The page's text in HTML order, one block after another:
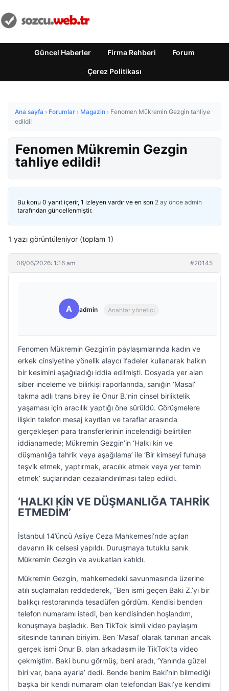
Güncel Haberler Firma Rehberi Forum
Çerez Politikası
Ana sayfa › Forumlar › Magazin › Fenomen Mükremin Gezgin tahliye
edildi!
Fenomen Mükremin Gezgin
tahliye edildi!
Bu konu 0 yanıt içerir, 1 izleyen vardır ve en son 2 ay önce admin
tarafından güncellenmiştir.
1 yazı görüntüleniyor (toplam 1)
06/06/2026: 1:16 am #20145
A admin Anahtar yönetici
Fenomen Mükremin Gezgin’in paylaşımlarında kadın ve
erkek cinsiyetine yönelik alaycı ifadeler kullanarak halkın
bir kesimini aşağıladığı iddia edilmişti. Dosyada yer alan
siber inceleme ve bilirkişi raporlarında, sanığın ‘Masal’
takma adlı trans birey ile Onur B.’nin cinsel birliktelik
yaşaması için aracılık yaptığı öne sürüldü. Görüşmelere
ilişkin telefon mesaj kayıtları ve taraflar arasında
gerçekleşen para transferlerinin incelendiği belirtilen
iddianamede; Mükremin Gezgin’in ‘Halkı kin ve
düşmanlığa tahrik veya aşağılama’ ile ‘Bir kimseyi fuhuşa
teşvik etmek, yaptırmak, aracılık etmek veya yer temin
etmek’ suçlarından cezalandırılması talep edildi.
‘HALKI KİN VE DÜŞMANLIĞA TAHRİK
ETMEDİM’
İstanbul 14’üncü Asliye Ceza Mahkemesi’nde açılan
davanın ilk celsesi yapıldı. Duruşmaya tutuklu sanık
Mükremin Gezgin ve avukatları katıldı.
Mükremin Gezgin, mahkemedeki savunmasında üzerine
atılı suçlamaları reddederek, “Ben ismi geçen Baki Z.’yi bir
balıkçı restoranında tesadüfen gördüm. Kendisi benden
telefon numaramı istedi, ben kendisinden hoşlandım,
konuşmaya başladık. Ben TikTok isimli video paylaşım
sitesinde tanınan biriyim. Ben ‘Masal’ olarak tanınan ancak
gerçek ismi Onur B. olan arkadaşım ile TikTok’ta video
çekmiştim. Baki bunu görmüş, beni aradı, ‘Yanında güzel
biri var, bana ayarla’ dedi. Bende benim Baki’nin bilmediği
başka bir kendi numaram olan telefondan Baki’ye kendimi